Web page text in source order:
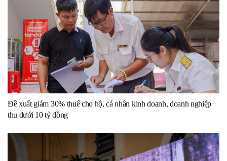
Đề xuất giảm 30% thuế cho hộ, cá nhân kinh doanh, doanh nghiệp
thu dưới 10 tỷ đồng